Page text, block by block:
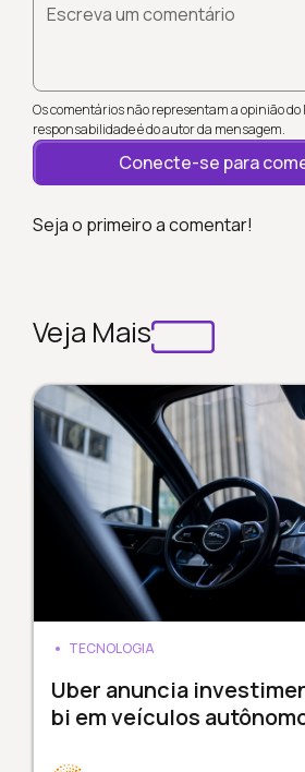
Escreva um comentário
Os comentários não representam a opinião do
responsabilidade é do autor da mensagem.
Conecte-se para
Seja o primeiro a comentar!
Veja Mais
TECNOLOGIA
Uber anuncia
bi em veículos